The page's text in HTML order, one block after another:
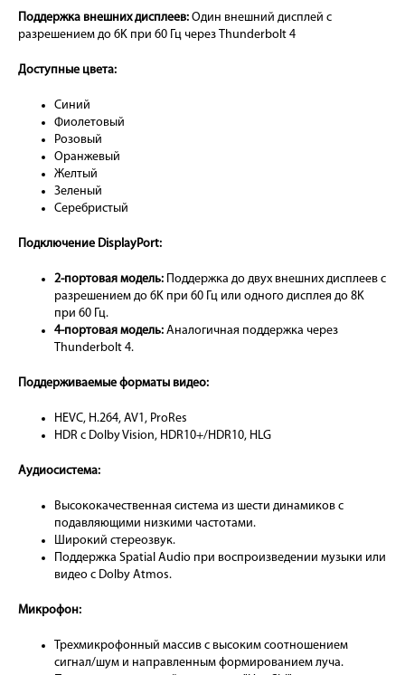
Поддержка внешних дисплеев: Один внешний дисплей с
разрешением до 6K при 60 Гц через Thunderbolt 4
Доступные цвета:
Синий
Фиолетовый
Розовый
Оранжевый
Желтый
Зеленый
Серебристый
Подключение DisplayPort:
2-портовая модель: Поддержка до двух внешних дисплеев с
разрешением до 6K при 60 Гц или одного дисплея до 8K
при 60 Гц.
4-портовая модель: Аналогичная поддержка через
Thunderbolt 4.
Поддерживаемые форматы видео:
HEVC, H.264, AV1, ProRes
HDR с Dolby Vision, HDR10+/HDR10, HLG
Аудиосистема:
Высококачественная система из шести динамиков с
подавляющими низкими частотами.
Широкий стереозвук.
Поддержка Spatial Audio при воспроизведении музыки или
видео с Dolby Atmos.
Микрофон:
Трехмикрофонный массив с высоким соотношением
сигнал/шум и направленным формированием луча.